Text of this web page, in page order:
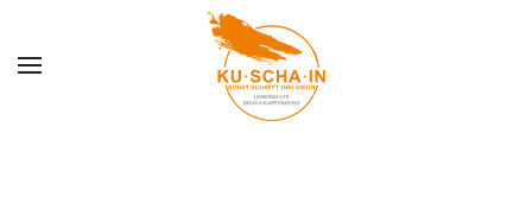
Zum Hauptinhalt springen